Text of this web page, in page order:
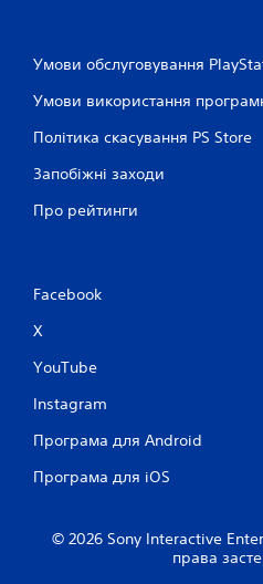
Умови обслуговування
Умови використання
Політика скасування PS Store
Запобіжні заходи
Про рейтинги
Facebook
X
YouTube
Instagram
Програма для Android
Програма для iOS
© 2026 Sony Interactive
права